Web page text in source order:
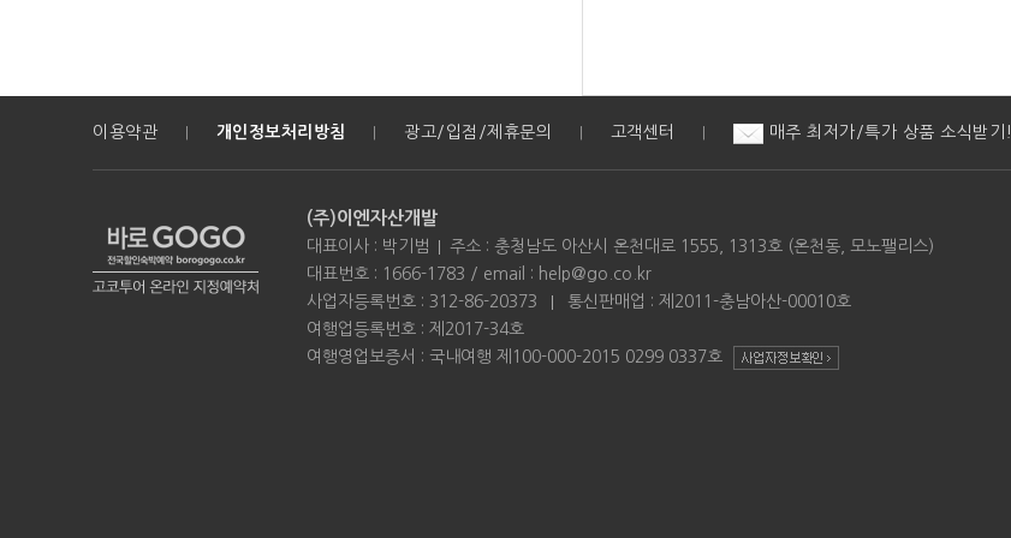
이용약관 개인정보처리방침 광고/입점/제휴문의 고객센터 매주 최저가/특가 상품 소식받기!
(주)이엔자산개발
대표이사 : 박기범
주소 : 충청남도 아산시 온천대로 1555, 1313호 (온천동, 모노팰리스)
대표번호 : 1666-1783 / email : help@go.co.kr
사업자등록번호 : 312-86-20373
통신판매업 : 제2011-충남아산-00010호
여행업등록번호 : 제2017-34호
여행영업보증서 : 국내여행 제100-000-2015 0299 0337호